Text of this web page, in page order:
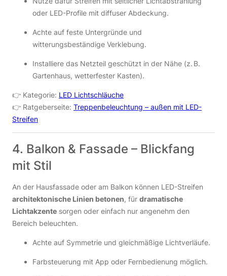
oder LED-Profile mit diffuser Abdeckung.
Achte auf feste Untergründe und
witterungsbeständige Verklebung.
Installiere das Netzteil geschützt in der Nähe (z. B.
Gartenhaus, wetterfester Kasten).
👉 Kategorie: LED Lichtschläuche
👉 Ratgeberseite: Treppenbeleuchtung – außen mit LED-
Streifen
4. Balkon & Fassade – Blickfang
mit Stil
An der Hausfassade oder am Balkon können LED-Streifen
architektonische Linien betonen, für dramatische
Lichtakzente sorgen oder einfach nur angenehm den
Bereich beleuchten.
Achte auf Symmetrie und gleichmäßige Lichtverläufe.
Farbsteuerung mit App oder Fernbedienung möglich.